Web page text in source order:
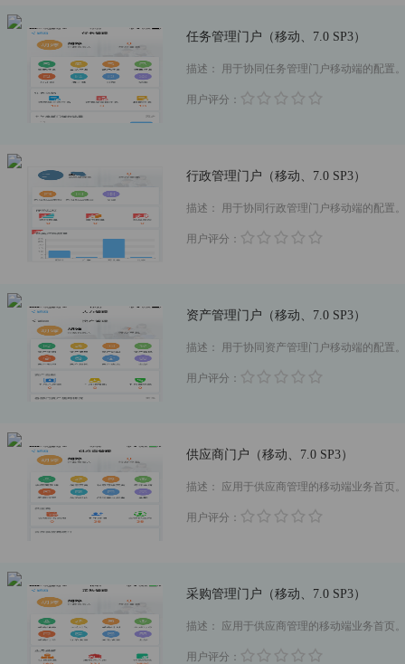
任务管理门户（移动、7.0 SP3）
描述： 用于协同任务管理门户移动端的配置。
用户评分：
行政管理门户（移动、7.0 SP3）
描述： 用于协同行政管理门户移动端的配置。
用户评分：
资产管理门户（移动、7.0 SP3）
描述： 用于协同资产管理门户移动端的配置。
用户评分：
供应商门户（移动、7.0 SP3）
描述： 应用于供应商管理的移动端业务首页。
用户评分：
采购管理门户（移动、7.0 SP3）
描述： 应用于供应商管理的移动端业务首页。
用户评分：